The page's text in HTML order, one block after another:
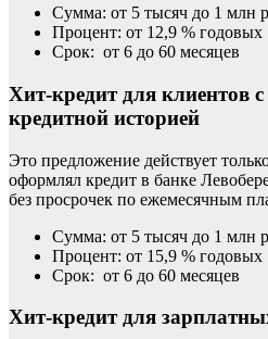
Сумма: от 5 тысяч до 1 млн
Процент: от 12,9 % годовых
Срок: от 6 до 60 месяцев
Хит-кредит для клиентов
кредитной историей
Это предложение действует
оформлял кредит в банке
без просрочек по ежемесячным
Сумма: от 5 тысяч до 1 млн
Процент: от 15,9 % годовых
Срок: от 6 до 60 месяцев
Хит-кредит для